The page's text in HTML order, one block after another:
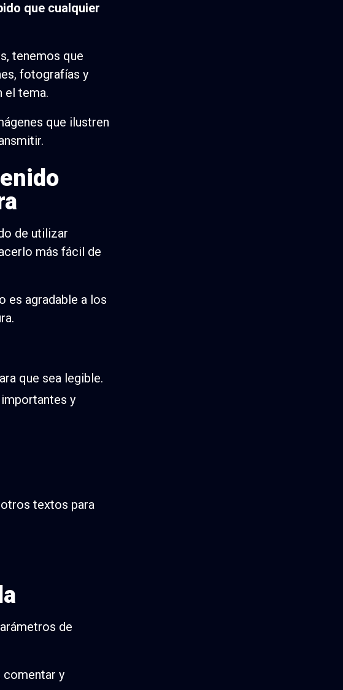
que cualquier
tenemos que
fotografías y
el tema.
que ilustren
de utilizar
más fácil de
es agradable a los
que sea legible.
y
textos para
de
comentar y